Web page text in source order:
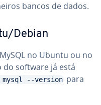
bancos de dados.
Debian
no Ubuntu ou no
do software já está
mysql --version para